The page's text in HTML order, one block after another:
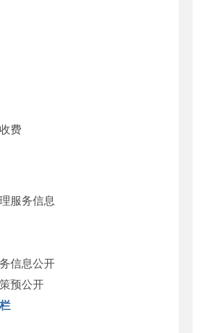
费
服务信息
信息公开
预公开